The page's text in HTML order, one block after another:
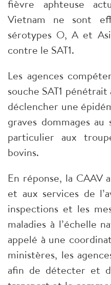
fièvre aphteuse
Vietnam ne sont
sérotypes O, A et
contre le SAT1.​
Les agences
souche SAT1
déclencher une
graves dommages
particulier aux
bovins.​
En réponse, la CAAV
et aux services de
inspections et les
maladies à l’échelle
appelé à une
ministères, les
afin de détecter et